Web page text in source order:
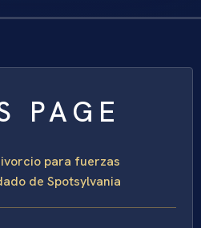
PAGE
para fuerzas
de Spotsylvania